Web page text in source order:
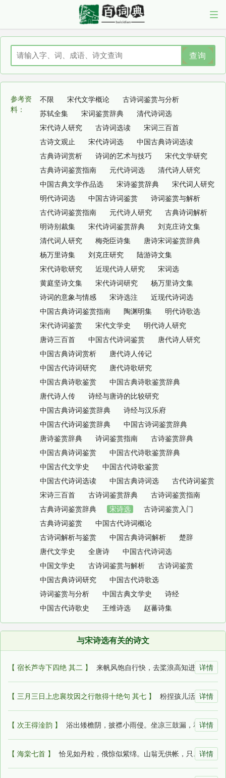
查询
参考资
料：
不限 宋代文学概论
古诗词鉴赏与分析
苏轼全集
宋词鉴赏辞典
清代诗词选
宋代诗人研究
古诗词选读
宋词三百首
古诗文观止
宋代诗词选
中国古典诗词选读
古典诗词赏析
诗词的艺术与技巧
宋代文学研究
古典诗词鉴赏指南
元代诗词选
清代诗人研究
中国古典文学作品选
宋诗鉴赏辞典
宋代词人研究
明代诗词选
中国古诗词鉴赏
诗词鉴赏与解析
古代诗词鉴赏指南
元代诗人研究
古典诗词解析
明诗别裁集
宋代诗词鉴赏辞典
刘克庄诗文集
清代词人研究
梅尧臣诗集
唐诗宋词鉴赏辞典
杨万里诗集
刘克庄研究
陆游诗文集
宋代诗歌研究
近现代诗人研究
宋词选
黄庭坚诗文集
宋代诗词研究
杨万里诗文集
诗词的意象与情感
宋诗选注
近现代诗词选
中国古典诗词鉴赏指南
陶渊明集
明代诗歌选
宋代诗词鉴赏
宋代文学史
明代诗人研究
唐诗三百首
中国古代诗词鉴赏
唐代诗人研究
中国古典诗词赏析
唐代诗人传记
中国古代诗词研究
唐代诗歌研究
中国古典诗歌鉴赏
中国古典诗歌鉴赏辞典
唐代诗人传
诗经与唐诗的比较研究
中国古典诗词鉴赏辞典
诗经与汉乐府
中国古代诗词鉴赏辞典
中国古诗词鉴赏辞典
唐诗鉴赏辞典
诗词鉴赏指南
古诗鉴赏辞典
中国古典诗词鉴赏
中国古代诗歌鉴赏辞典
中国古代文学史
中国古代诗歌鉴赏
中国古代诗词选读
中国古典诗词选
古代诗词鉴赏
宋诗三百首
古诗词鉴赏辞典
古诗词鉴赏指南
古典诗词鉴赏辞典
宋诗选
古诗词鉴赏入门
古典诗词鉴赏
中国古代诗词概论
古诗词解析与鉴赏
中国古典诗词解析
楚辞
唐代文学史
全唐诗
中国古代诗词选
中国文学史
古诗词鉴赏与解析
古诗词鉴赏
中国古典诗词研究
中国古代诗歌选
诗词鉴赏与分析
中国古典文学史
诗经
中国古代诗歌史
王维诗选 赵蕃诗集
与宋诗选有关的诗文
【 宿长芦寺下四绝 其二 】 来帆风饱自行快，去桨浪高知进难。舟子勿... 2026-07-13 00:28:03
详情
【 三月三日上忠襄坟因之行散得十绝句 其七 】 粉捏孩儿活逼真，象生果子更时新。输赢一... 2026-07-13 00:27:57
详情
【 次王得淦韵 】 浴出矮檐阴，披襟小雨侵。坐凉三鼓漏，和... 2026-07-13 00:26:19
详情
【 海棠七首 】 恰见如丹粒，俄惊似紫绵。山翁无供帐，只... 2026-07-13 00:17:46
详情